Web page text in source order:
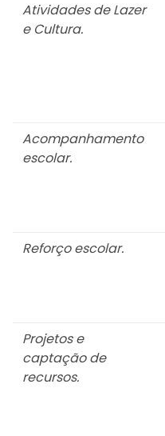
Atividades de Lazer
e Cultura.
Acompanhamento
escolar.
Reforço escolar.
Projetos e
captação de
recursos.